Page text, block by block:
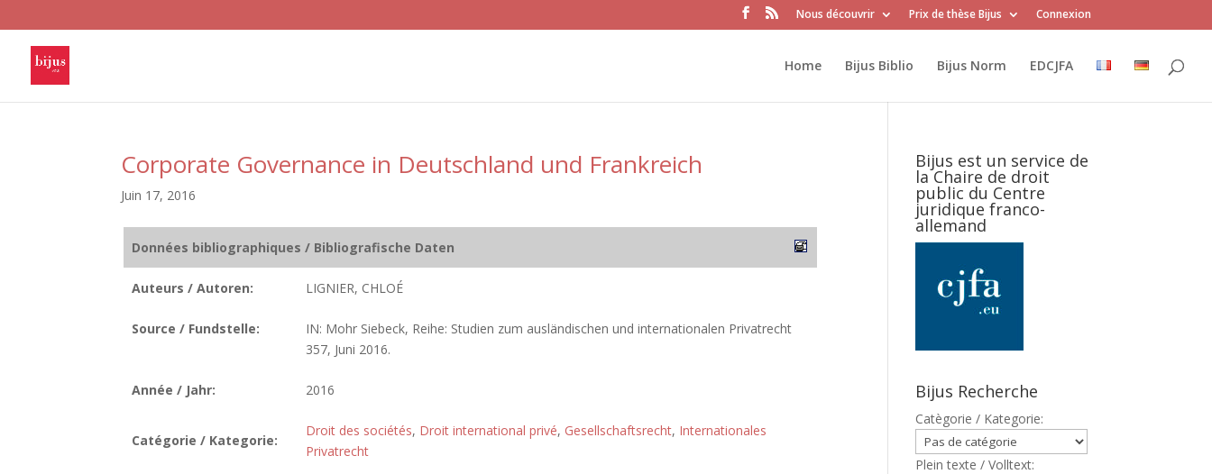
Nous découvrir Prix de thèse Bijus Connexion
Home Bijus Biblio Bijus Norm EDCJFA
Corporate Governance in Deutschland und Frankreich
Juin 17, 2016
Données bibliographiques / Bibliografische Daten
Auteurs / Autoren: LIGNIER, CHLOÉ
Source / Fundstelle:
IN: Mohr Siebeck, Reihe: Studien zum ausländischen und internationalen Privatrecht
357, Juni 2016.
Année / Jahr: 2016
Catégorie / Kategorie:
Droit des sociétés, Droit international privé, Gesellschaftsrecht, Internationales
Privatrecht
Bijus est un service de
la Chaire de droit
public du Centre
juridique franco-
allemand
Bijus Recherche
Catègorie / Kategorie:
Plein texte / Volltext: